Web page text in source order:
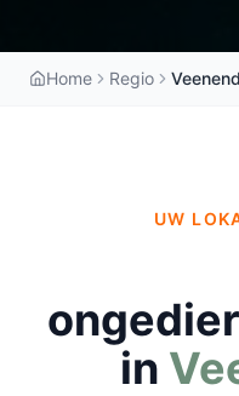
Home Regio
UW
in